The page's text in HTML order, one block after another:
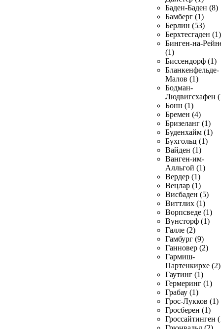
Баден-Баден (8)
Бамберг (1)
Берлин (53)
Берхтесгаден (1)
Бинген-на-
(1)
Биссендорф (1)
Бланкенфельде-
Малов (1)
Бодман-
Людвигсхафен
Бонн (1)
Бремен (4)
Бризеланг (1)
Буденхайм (1)
Бухгольц (1)
Вайден (1)
Ванген-им-
Алльгой (1)
Вердер (1)
Вецлар (1)
Висбаден (5)
Виттлих (1)
Ворпсведе (1)
Вунсторф (1)
Галле (2)
Гамбург (9)
Ганновер (2)
Гармиш-
Партенкирхе (2)
Гаутинг (1)
Гермеринг (1)
Грабау (1)
Грос-Лукков (1)
Гросберен (1)
Гроссайтинген